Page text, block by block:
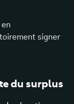
signer
du surplus